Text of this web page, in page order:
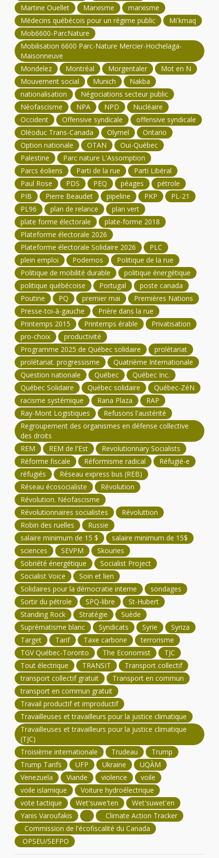
Martine Ouellet
Marxisme
marxisme
Médecins québécois pour un régime public
Mi'kmaq
Mob6600-ParcNature
Mobilisation 6600 Parc-Nature Mercier-Hochelaga-
Maisonneuve
Mondelez
Montréal Morgentaler
Mot en N
Mouvement social
Munich
Nakba
nationalisation
Négociations secteur public
Néofascisme
NPA NPD
Nucléaire
Occident
Offensive syndicale
offensive syndicale
Oléoduc Trans-Canada
Olymel
Ontario
Option nationale
OTAN
Oui-Québec
Palestine
Parc nature L'Assomption
Parcs éoliens
Parti de la rue
Parti Libéral
Paul Rose
PDS PEQ péages
pétrole
PIB
Pierre Beaudet pipeline PKP
PL-21
PL96
plan de relance
plan vert
plate forme électorale
plate-forme 2018
Plateforme électorale 2026
Plateforme électorale Solidaire 2026
PLC
plein emploi
Podemos
Politique de la rue
Politique de mobilité durable
politique énergétique
politique québécoise
Portugal
poste canada
Poutine
PQ premier mai
Premières Nations
Presse-toi-à-gauche
Prière dans la rue
Printemps 2015
Printemps érable
Privatisation
pro-choix
productivité
Programme 2025 de Québec solidaire
prolétariat
prolétariat. progressisme
Quatrième Internationale
Question nationale
Québec
Québec Inc.
Québec Solidaire
Québec solidaire
Québec-ZéN
racisme systémique
Rana Plaza
RAP
Ray-Mont Logistiques
Refusons l'austérité
Regroupement des organismes en défense collective
des droits
REM
REM de l'Est
Revolutionnary Socialists
Réforme fiscale
Réformisme radical
Réfugié-e
réfugiés
Réseau express bus (REB)
Réseau écosocialiste
Révolution
Révolution. Néofascisme
Révolutionnaires socialistes
Révoluttion
Robin des ruelles
Russie
salaire minimum de 15 $
salaire minimum de 15$
sciences
SEVPM
Skouries
Sobriété énergétique
Socialist Project
Socialist Voice
Soin et lien
Solidaires pour la démocratie interne
sondages
Sortir du pétrole
SPQ-libre
St-Hubert
Standing Rock
Stratégie
Suède
Suprématisme blanc
Syndicats Syrie
Syriza
Target
Tarif Taxe carbone
terrorisme
TGV Québec-Toronto
The Economist
TJC
Tout électrique
TRANSIT
Transport collectif
transport collectif gratuit
Transport en commun
transport en commun gratuit
Travail productif et improductif
Travailleuses et travailleurs pour la justice climatique
Travailleuses et travailleurs pour la justice climatique
(TJC)
Troisième internationale
Trudeau
Trump
Trump Tarifs
UFP Ukraine
UQÀM
Venezuela
Viande violence
voile
voile islamique
Voiture hydroélectrique
vote tactique
Wet'suwe'ten
Wet'suwet'en
Yanis Varoufakis
Climate Action Tracker
Commission de l'écofiscalité du Canada
OPSEU/SEFPO